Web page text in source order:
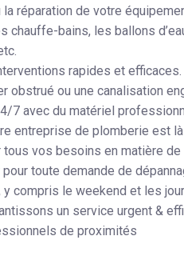
la réparation de votre
chauffe-bains, les ballons
rapides et
obstrué ou une canalisation
7 avec du matériel
entreprise de plomberie est
vos besoins en matière de
toute demande de
compris le weekend et les
un service urgent &
de proximités